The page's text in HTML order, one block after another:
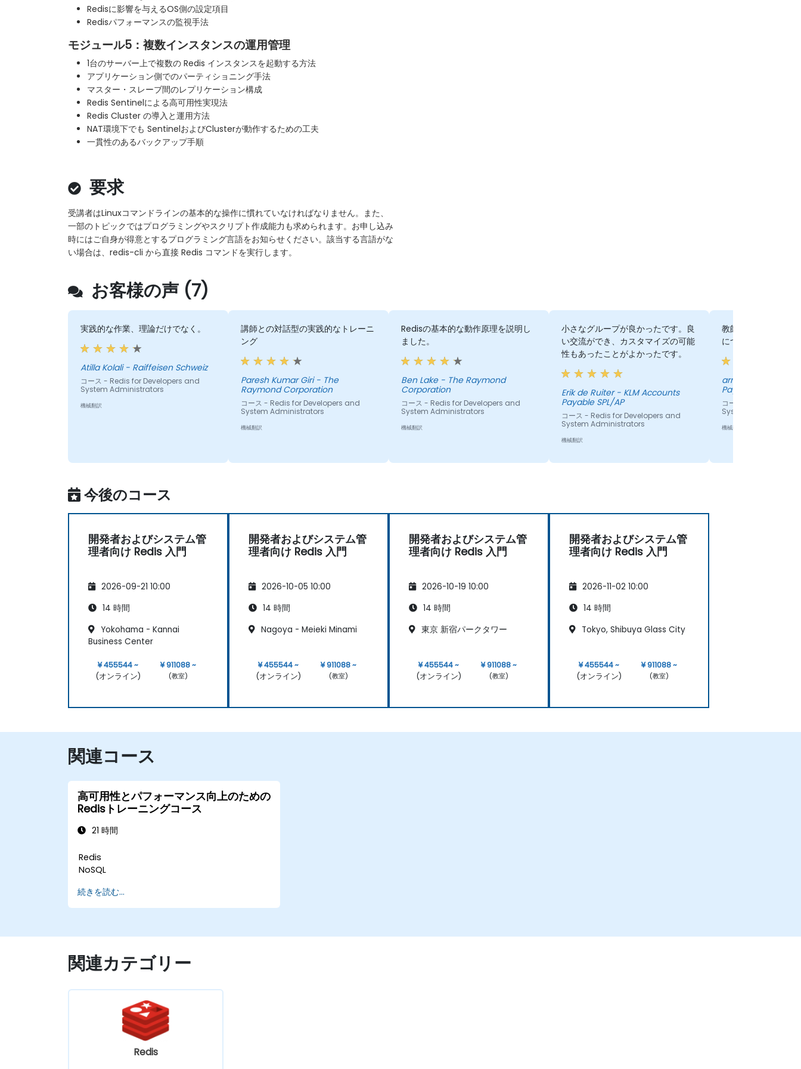
Redisに影響を与えるOS側の設定項目
Redisパフォーマンスの監視手法
モジュール5：複数インスタンスの運用管理
1台のサーバー上で複数の Redis インスタンスを起動する方法
アプリケーション側でのパーティショニング手法
マスター・スレーブ間のレプリケーション構成
Redis Sentinelによる高可用性実現法
Redis Cluster の導入と運用方法
NAT環境下でも SentinelおよびClusterが動作するための工夫
一貫性のあるバックアップ手順
要求
受講者はLinuxコマンドラインの基本的な操作に慣れていなければなりません。また、
一部のトピックではプログラミングやスクリプト作成能力も求められます。お申し込み
時にはご自身が得意とするプログラミング言語をお知らせください。該当する言語がな
い場合は、redis-cli から直接 Redis コマンドを実行します。
お客様の声 (7)
実践的な作業、理論だけでなく。
Atilla Kolali - Raiffeisen Schweiz
コース - Redis for Developers and
System Administrators
機械翻訳
講師との対話型の実践的なトレーニ
ング
Paresh Kumar Giri - The
Raymond Corporation
コース - Redis for Developers and
System Administrators
機械翻訳
Redisの基本的な動作原理を説明し
ました。
Ben Lake - The Raymond
Corporation
コース - Redis for Developers and
System Administrators
機械翻訳
小さなグループが良かったです。良
い交流ができ、カスタマイズの可能
性もあったことがよかったです。
Erik de Ruiter - KLM Accounts
Payable SPL/AP
コース - Redis for Developers and
System Administrators
機械翻訳
教師との交流。私た
について活発な議論
arno bongenaar -
Payable SPL/AP
コース - Redis for
System
機械翻訳
今後のコース
開発者およびシステム管
理者向け Redis 入門
2026-09-21 10:00
14 時間
Yokohama - Kannai
Business Center
¥ 455544 ~
(オンライン)
¥ 911088 ~
(教室)
開発者およびシステム管
理者向け Redis 入門
2026-10-05 10:00
14 時間
Nagoya - Meieki Minami
¥ 455544 ~
(オンライン)
¥ 911088 ~
(教室)
開発者およびシステム管
理者向け Redis 入門
2026-10-19 10:00
14 時間
東京 新宿パークタワー
¥ 455544 ~
(オンライン)
¥ 911088 ~
(教室)
開発者およびシステム管
理者向け Redis 入門
2026-11-02 10:00
14 時間
Tokyo, Shibuya Glass City
¥ 455544 ~
(オンライン)
¥ 911088 ~
(教室)
関連コース
高可用性とパフォーマンス向上のための
Redisトレーニングコース
21 時間
Redis
NoSQL
続きを読む...
関連カテゴリー
Redis